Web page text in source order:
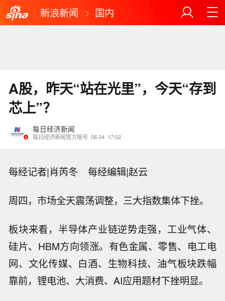
新浪新闻 国内
A股，昨天“站在光里”，今天“存到
芯上”？
每日经济新闻
每日经济新闻官方账号 06.04 17:02
每经记者|肖芮冬 每经编辑|赵云
周四，市场全天震荡调整，三大指数集体下挫。
板块来看，半导体产业链逆势走强，工业气体、
硅片、HBM方向领涨。有色金属、零售、电工电
网、文化传媒、白酒、生物科技、油气板块跌幅
靠前，锂电池、大消费、AI应用题材下挫明显。